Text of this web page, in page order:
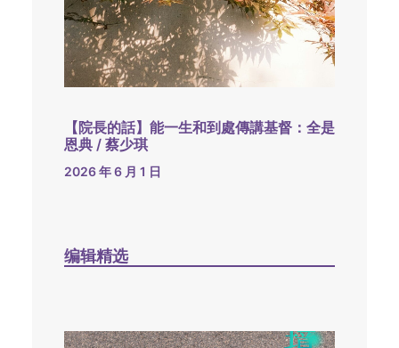
【院長的話】能一生和到處傳講基督：全是
恩典 / 蔡少琪
2026 年 6 月 1 日
编辑精选